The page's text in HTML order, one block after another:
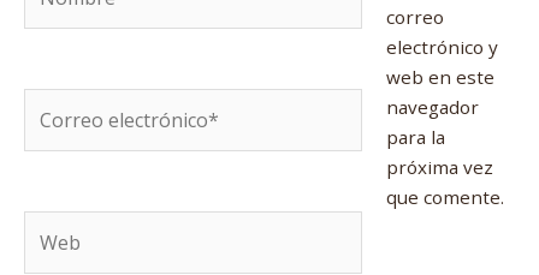
electrónico*
correo
electrónico y
web en este
navegador
para la
próxima vez
que comente.